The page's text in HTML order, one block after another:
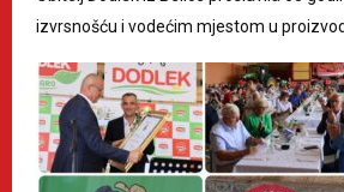
izvrsnošću i vodećim mjestom u